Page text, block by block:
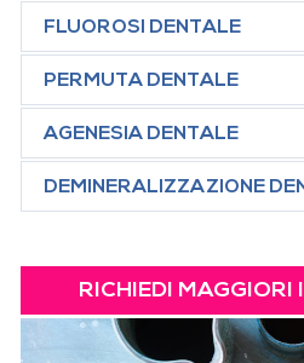
RICHIEDI
FLUOROSI DENTALE
PERMUTA DENTALE
AGENESIA DENTALE
DEMINERALIZZAZIONE